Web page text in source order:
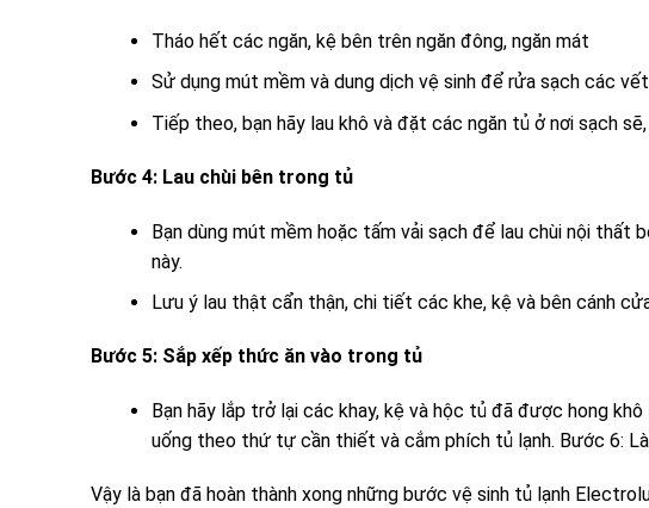
Tháo hết các ngăn, kệ bên trên ngăn đông, ngăn mát
Sử dụng mút mềm và dung dịch vệ sinh để rửa sạch các
Tiếp theo, bạn hãy lau khô và đặt các ngăn tủ ở nơi sạch sẽ,
Bước 4: Lau chùi bên trong tủ
Bạn dùng mút mềm hoặc tấm vải sạch để lau chùi nội thất
này.
Lưu ý lau thật cẩn thận, chi tiết các khe, kệ và bên cánh
Bước 5: Sắp xếp thức ăn vào trong tủ
Bạn hãy lắp trở lại các khay, kệ và hộc tủ đã được hong
uống theo thứ tự cần thiết và cắm phích tủ lạnh. Bước 6:
Vậy là bạn đã hoàn thành xong những bước vệ sinh tủ lạnh